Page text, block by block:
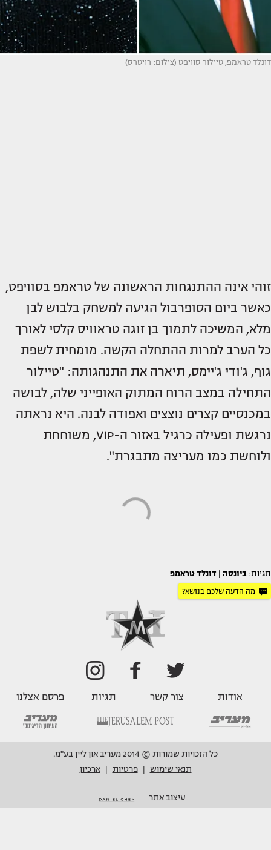
דונלד טראמפ, טיילור סוויפט (צילום: רויטרס)
זוהי אינה ההתנגחות הראשונה של טראמפ בסוויפט,
כאשר ביום הסופרבול הגיעה למשחק בלבוש לבן
מלא, המשיכה לתמוך בן זוגה טראוויס קלסי לאורך
כל הערב למרות ההתחלה הקשה. מומחית לשפת
גוף, ג'ודי ג'יימס, תיארה את התנהגותה: "טיילור
התחילה במצב הרוח המתוק האופייני שלה, לבושה
במכנסיים קצרים נוצצים ואפודה לבנה. היא נראתה
נרגשת ופעילה כרגיל באזור ה-VIP, משוחחת
ולוחשת כמו מעריצה מתבגרת".
תגיות: ביונסה דונלד טראמפ
מה הדעה שלכם בנושא?
אודות צור קשר תגיות פרסם אצלנו
כל הזכויות שמורות © 2014 מעריב און ליין בע"מ.
תנאי שימוש
פרטיות ארכיון
עיצוב אתר